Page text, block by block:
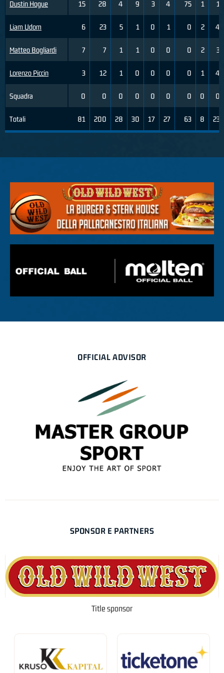
Dustin Hogue
Liam Udom
Matteo Bogliardi
Lorenzo Piccin
Squadra
Totali
15 28 4 9 3 4 75 1 1
6 23 5 1 0 1 0 2 4
7 7 1 1 0 0 0 2 3
3 12 1 0 0 0 0 1 4
0 0 0 0 0 0 0 0 0
81 200 28 30 17 27 63 8 23
OFFICIAL ADVISOR
SPONSOR E PARTNERS
Title sponsor